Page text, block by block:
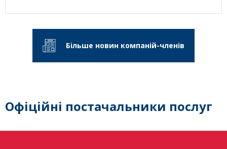
Більше новин компаній-членів
Офіційні постачальники послуг